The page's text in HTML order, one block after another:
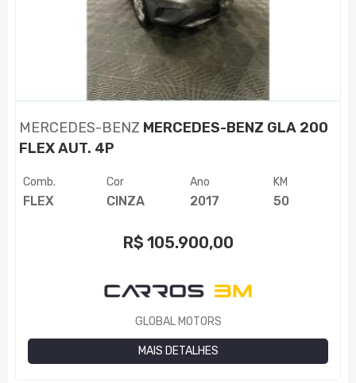
MERCEDES-BENZ MERCEDES-BENZ GLA 200
FLEX AUT. 4P
Comb.
FLEX
Cor
CINZA
Ano
2017
KM
50
R$ 105.900,00
GLOBAL MOTORS
MAIS DETALHES